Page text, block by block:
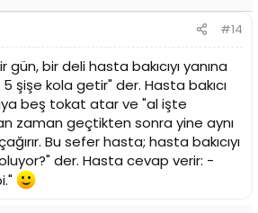
#14
bir deli hasta bakıcıyı yanına
5 şişe kola getir" der. Hasta bakıcı
beş tokat atar ve "al işte
zaman geçtikten sonra yine aynı
Bu sefer hasta; hasta bakıcıyı
der. Hasta cevap verir: -